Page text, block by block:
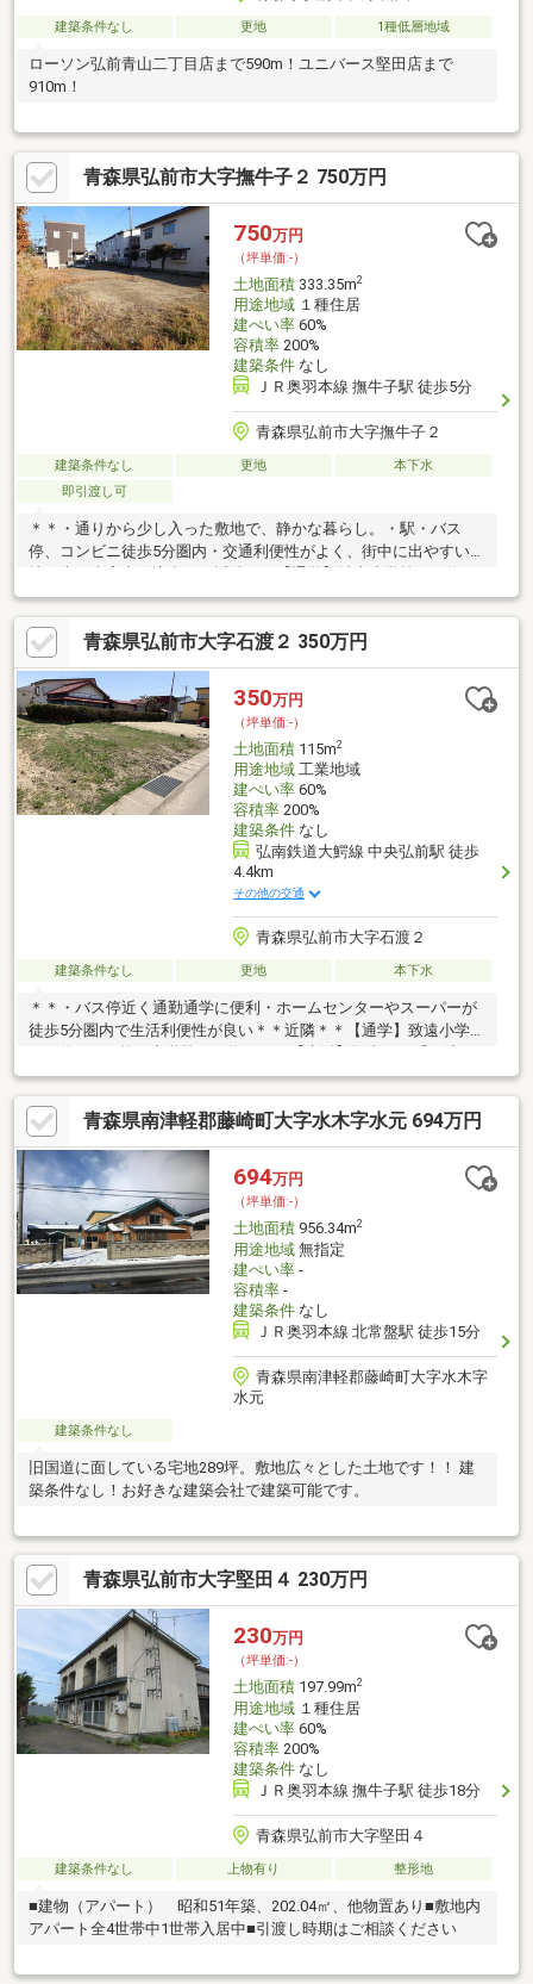
建築条件なし 更地 1種低層地域
ローソン弘前青山二丁目店まで590m！ユニバース堅田店まで
910m！
青森県弘前市大字撫牛子２ 750万円
750万円
（坪単価:-）
土地面積333.35m2
用途地域１種住居
建ぺい率60%
容積率200%
建築条件なし
ＪＲ奥羽本線 撫牛子駅 徒歩5分
青森県弘前市大字撫牛子２
建築条件なし 更地
本下水
即引渡し可
＊＊・通りから少し入った敷地で、静かな暮らし。・駅・バス
停、コンビニ徒歩5分圏内・交通利便性がよく、街中に出やすい立
1100m/第一中学校まで約2300m【生活】セブンイレブン弘前撫牛
子店まで約60m徒歩1分/ローソン弘前撫牛子店まで約290m徒歩4
分/カブセンター神田店まで約1300m/撫牛子児童公園まで約450m
徒歩6分/弘南バス「撫牛子」バス停まで約20m徒歩1分＊＊備考＊
＊公拡法
青森県弘前市大字石渡２ 350万円
350万円
（坪単価:-）
土地面積115m2
用途地域工業地域
建ぺい率60%
容積率200%
建築条件なし
弘南鉄道大鰐線 中央弘前駅 徒歩
4.4km
その他の交通
青森県弘前市大字石渡２
建築条件なし 更地 本下水
＊＊・バス停近く通勤通学に便利・ホームセンターやスーパーが
徒歩5分圏内で生活利便性が良い＊＊近隣＊＊【通学】致遠小学校
前」バス停まで約230m徒歩3分/マックスバリュ弘前城北店まで約
190ｍ徒歩3分/ファミリーマート弘前石渡店まで約200ｍ徒歩3分/
薬王堂弘前石渡店まで約200m徒歩3分/サンデー弘前石渡店まで約
350ｍ徒歩5分＊＊備考＊＊5条申請必須
青森県南津軽郡藤崎町大字水木字水元 694万円
694万円
（坪単価:-）
土地面積956.34m2
用途地域無指定
建ぺい率-
容積率-
建築条件なし
ＪＲ奥羽本線 北常盤駅 徒歩15分
青森県南津軽郡藤崎町大字水木字
水元
建築条件なし
旧国道に面している宅地289坪。敷地広々とした土地です！！ 建
築条件なし！お好きな建築会社で建築可能です。
青森県弘前市大字堅田４ 230万円
230万円
（坪単価:-）
土地面積197.99m2
用途地域１種住居
建ぺい率60%
容積率200%
建築条件なし
ＪＲ奥羽本線 撫牛子駅 徒歩18分
青森県弘前市大字堅田４
建築条件なし 上物有り 整形地
■建物（アパート） 昭和51年築、202.04㎡、他物置あり■敷地内
アパート全4世帯中1世帯入居中■引渡し時期はご相談ください